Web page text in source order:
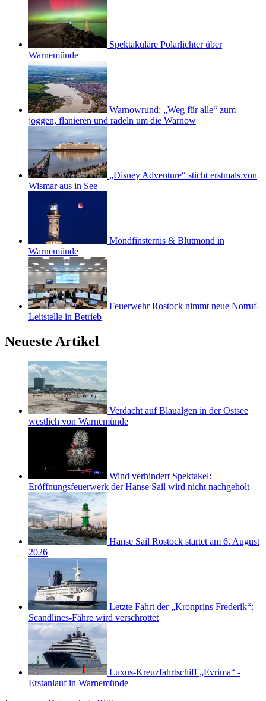
Spektakuläre Polarlichter über
Warnemünde
Warnowrund: „Weg für alle“ zum
joggen, flanieren und radeln um die Warnow
„Disney Adventure“ sticht erstmals von
Wismar aus in See
Mondfinsternis & Blutmond in
Warnemünde
Feuerwehr Rostock nimmt neue Notruf-
Leitstelle in Betrieb
Neueste Artikel
Verdacht auf Blaualgen in der Ostsee
westlich von Warnemünde
Wind verhindert Spektakel:
Eröffnungsfeuerwerk der Hanse Sail wird nicht nachgeholt
Hanse Sail Rostock startet am 6. August
2026
Letzte Fahrt der „Kronprins Frederik“:
Scandlines-Fähre wird verschrottet
Luxus-Kreuzfahrtschiff „Evrima“ -
Erstanlauf in Warnemünde